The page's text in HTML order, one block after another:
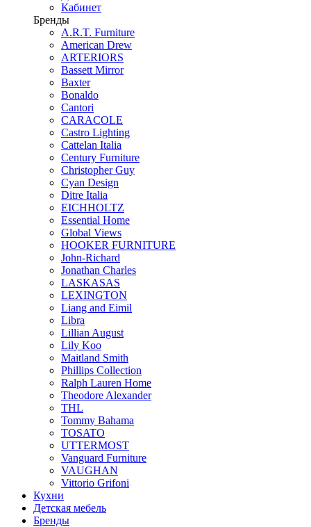
Кабинет
Бренды
A.R.T. Furniture
American Drew
ARTERIORS
Bassett Mirror
Baxter
Bonaldo
Cantori
CARACOLE
Castro Lighting
Cattelan Italia
Century Furniture
Christopher Guy
Cyan Design
Ditre Italia
EICHHOLTZ
Essential Home
Global Views
HOOKER FURNITURE
John-Richard
Jonathan Charles
LASKASAS
LEXINGTON
Liang and Eimil
Libra
Lillian August
Lily Koo
Maitland Smith
Phillips Collection
Ralph Lauren Home
Theodore Alexander
THL
Tommy Bahama
TOSATO
UTTERMOST
Vanguard Furniture
VAUGHAN
Vittorio Grifoni
Кухни
Детская мебель
Бренды